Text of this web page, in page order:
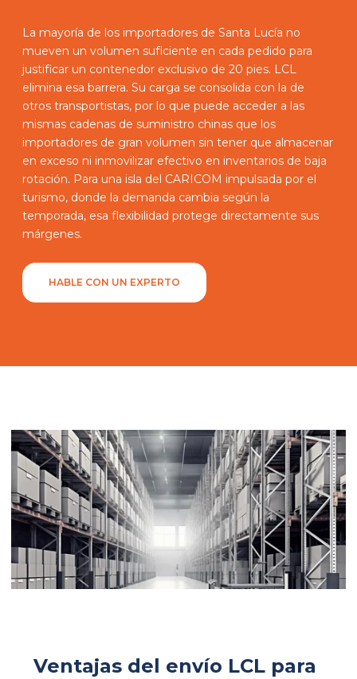
La mayoría de los importadores de Santa Lucía no
mueven un volumen suficiente en cada pedido para
justificar un contenedor exclusivo de 20 pies. LCL
elimina esa barrera. Su carga se consolida con la de
otros transportistas, por lo que puede acceder a las
mismas cadenas de suministro chinas que los
importadores de gran volumen sin tener que almacenar
en exceso ni inmovilizar efectivo en inventarios de baja
rotación. Para una isla del CARICOM impulsada por el
turismo, donde la demanda cambia según la
temporada, esa flexibilidad protege directamente sus
márgenes.
HABLE CON UN EXPERTO
Ventajas del envío LCL para